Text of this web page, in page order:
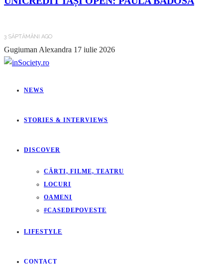
3 SĂPTĂMÂNI AGO
Gugiuman Alexandra 17 iulie 2026
NEWS
STORIES & INTERVIEWS
DISCOVER
CĂRTI, FILME, TEATRU
LOCURI
OAMENI
#CASEDEPOVESTE
LIFESTYLE
CONTACT